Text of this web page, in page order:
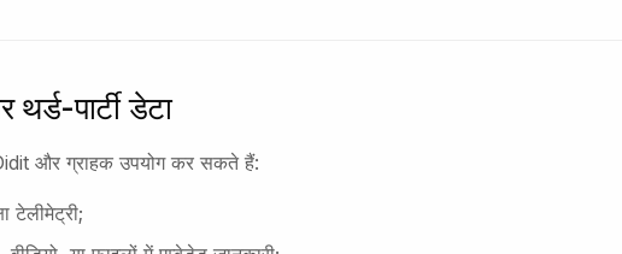
पार्टी डेटा
और ग्राहक उपयोग कर सकते हैं:
टेलीमेट्री;